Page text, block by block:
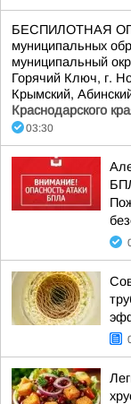
БЕСПИЛОТНАЯ
муниципальных
муниципальный
Горячий Ключ, г.
Крымский,
Краснодарского
03:30